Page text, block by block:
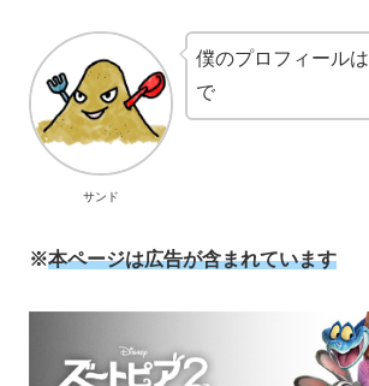
サンド
僕のプロフィールは
で
※本ページは広告が含まれています